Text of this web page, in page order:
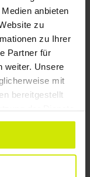
anbieten
zu
zu Ihrer
Partner für
weiter. Unsere
mit
bereitgestellt
der Dienste